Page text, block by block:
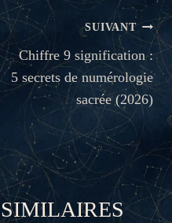
SUIVANT
Chiffre 9 signification :
5 secrets de numérologie
sacrée (2026)